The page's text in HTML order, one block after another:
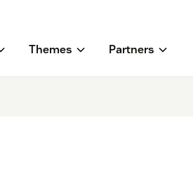
Themes Partners